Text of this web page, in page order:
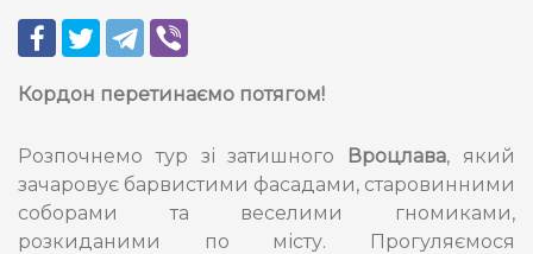
Кордон перетинаємо потягом!
Розпочнемо тур зі затишного Вроцлава, який
зачаровує барвистими фасадами, старовинними
соборами та веселими гномиками,
розкиданими по місту. Прогуляємося